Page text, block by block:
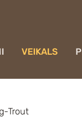
VEIKALS
Trout